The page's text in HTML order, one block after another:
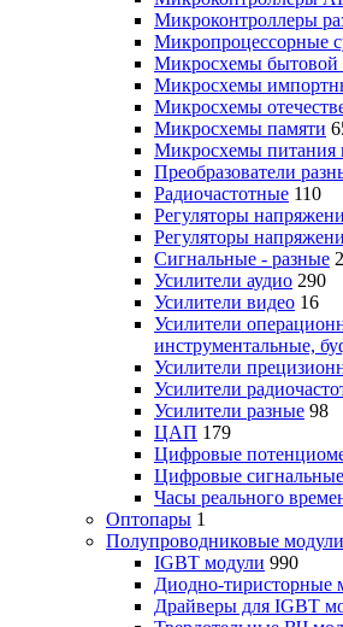
Микроконтроллеры
Микропроцессорные
Микросхемы
Микросхемы
Микросхемы
Микросхемы памяти
Микросхемы питания
Преобразователи
Радиочастотные 110
Регуляторы
Регуляторы
Сигнальные - разные
Усилители аудио 290
Усилители видео 16
Усилители
инструментальные,
Усилители
Усилители
Усилители разные 98
ЦАП 179
Цифровые
Цифровые
Часы реального
Оптопары 1
Полупроводниковые модули
IGBT модули 990
Диодно-тиристорные
Драйверы для IGBT